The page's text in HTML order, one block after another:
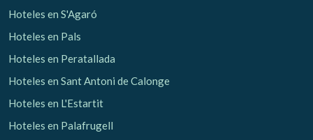
Hoteles en S'Agaró
Hoteles en Pals
Hoteles en Peratallada
Hoteles en Sant Antoni de Calonge
Hoteles en L'Estartit
Hoteles en Palafrugell